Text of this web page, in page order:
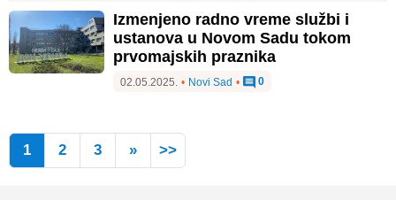
Izmenjeno radno vreme službi i
ustanova u Novom Sadu tokom
prvomajskih praznika
02.05.2025. • Novi Sad • 0
1 2 3 » >>